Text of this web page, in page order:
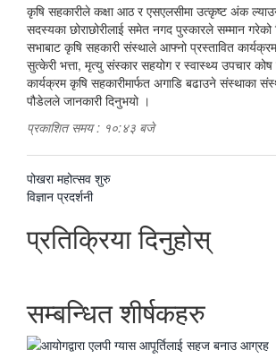
कृषि सहकारीले कक्षा आठ र एसएलसीमा उत्कृष्ट अंक
सदस्यका छोराछोरीलाई समेत नगद पुस्कारले सम्मान गरेको
सभाबाट कृषि सहकारी संस्थाले आफ्नो प्रस्तावित
सुत्केरी भत्ता, मृत्यु संस्कार सहयोग र स्वास्थ्य उपचार
कार्यक्रम कृषि सहकारीमार्फत अगाडि बढाउने संस्थाका
पौडेलले जानकारी दिनुभयो ।
प्रकाशित समय : १०:४३ बजे
पछिल्लाे
-
पोखरा महोत्सव शुरु
अघिल्लाे
विज्ञान प्रदर्शनी
प्रतिक्रिया दिनुहोस्
सम्बन्धित शीर्षकहरु